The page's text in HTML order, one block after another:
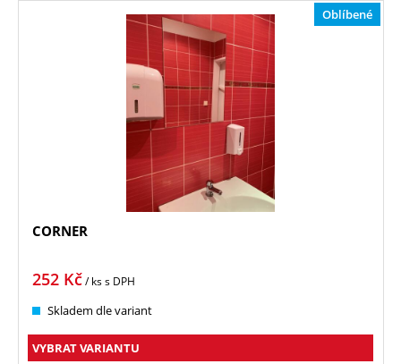
Oblíbené
CORNER
252 Kč/ kss DPH
Skladem dle variant
VYBRAT VARIANTU